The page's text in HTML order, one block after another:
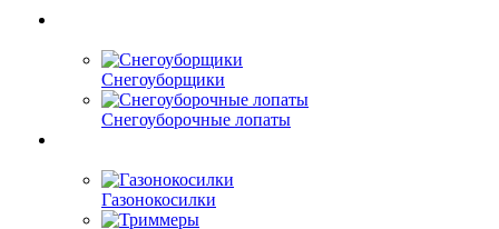
Снегоуборщики
Снегоуборочные лопаты
Газонокосилки